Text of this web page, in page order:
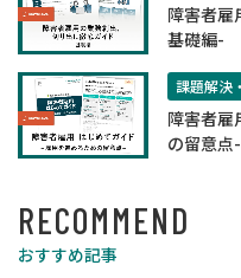
障害者雇
基礎編-
課題解決
障害者雇
の留意点-
RECOMMEND
おすすめ記事